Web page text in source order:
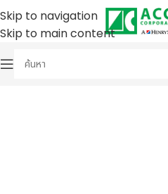
Skip to navigation
Skip to main content